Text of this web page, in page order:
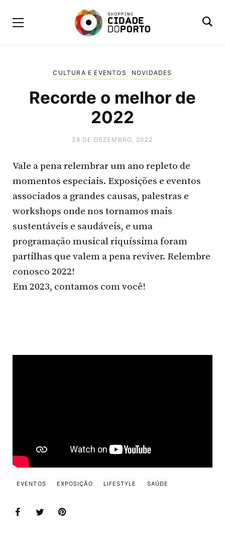
CULTURA E EVENTOS NOVIDADES
Recorde o melhor de
2022
28 DE DEZEMBRO, 2022
Vale a pena relembrar um ano repleto de
momentos especiais. Exposições e eventos
associados a grandes causas, palestras e
workshops onde nos tornamos mais
sustentáveis e saudáveis, e uma
programação musical riquíssima foram
partilhas que valem a pena reviver. Relembre
conosco 2022!
Em 2023, contamos com você!
EVENTOS EXPOSIÇÃO LIFESTYLE SAÚDE